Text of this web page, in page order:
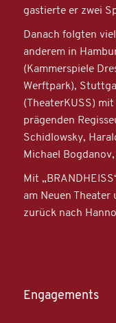
gastierte er zwei
Danach folgten
anderem in
(Kammerspiele
Werftpark),
(TheaterKUSS)
prägenden
Schidlowsky,
Michael
Mit
am Neuen
zurück nach
Engagements